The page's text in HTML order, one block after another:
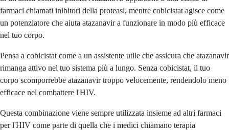
farmaci chiamati inibitori della proteasi, mentre cobicistat agisce come
un potenziatore che aiuta atazanavir a funzionare in modo più efficace
nel tuo corpo.
Pensa a cobicistat come a un assistente utile che assicura che atazanavir
rimanga attivo nel tuo sistema più a lungo. Senza cobicistat, il tuo
corpo scomporrebbe atazanavir troppo velocemente, rendendolo meno
efficace nel combattere l'HIV.
Questa combinazione viene sempre utilizzata insieme ad altri farmaci
per l'HIV come parte di quella che i medici chiamano terapia